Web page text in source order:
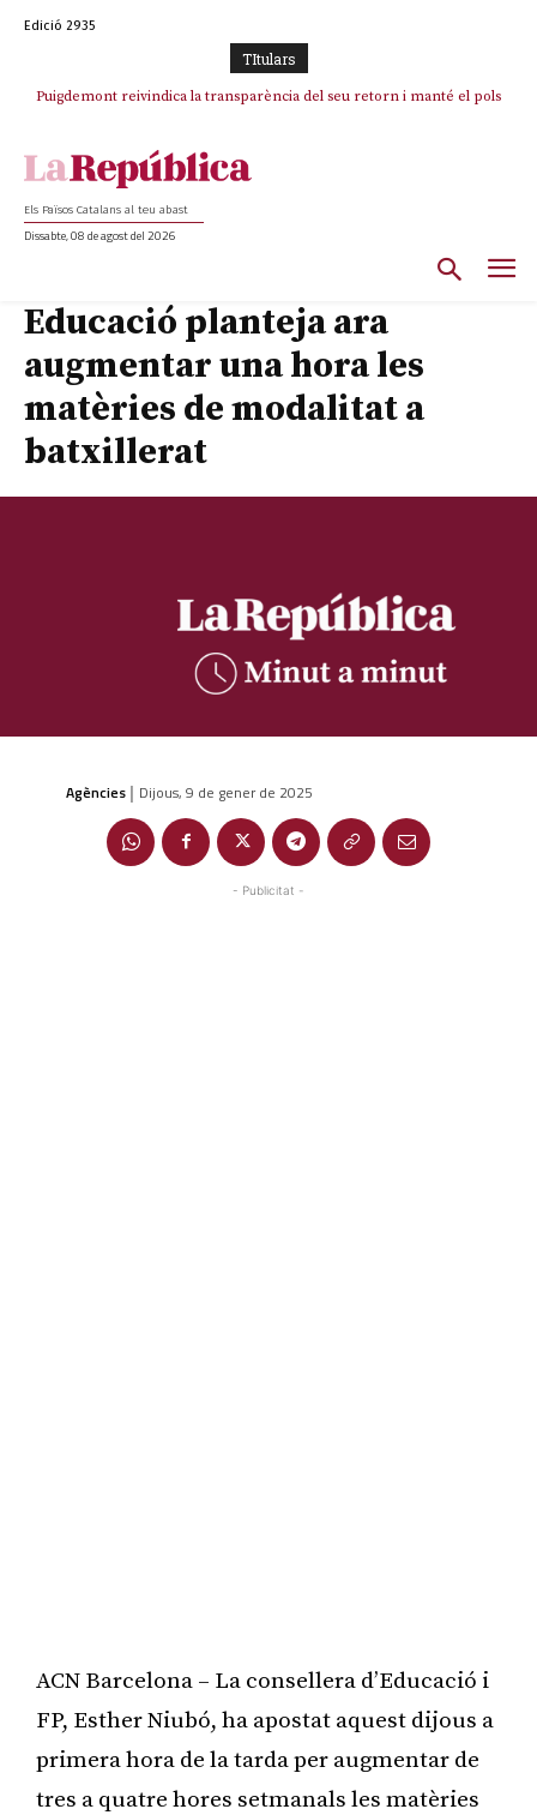
Edició 2935
TItulars
Puigdemont reivindica la transparència del seu retorn i manté el pols
Portugal acusa Espanya de provocar un “efecte crida” massiu per la seva
Els Països Catalans al teu abast
Dissabte, 08 de agost del 2026
Educació planteja ara
augmentar una hora les
matèries de modalitat a
batxillerat
Agències | Dijous, 9 de gener de 2025
- Publicitat -
ACN Barcelona – La consellera d’Educació i
FP, Esther Niubó, ha apostat aquest dijous a
primera hora de la tarda per augmentar de
tres a quatre hores setmanals les matèries